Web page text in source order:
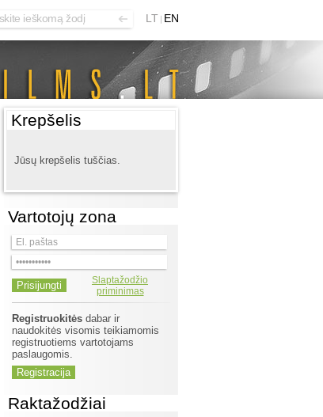
LT EN
Krepšelis
Jūsų krepšelis tuščias.
Vartotojų zona
Slaptažodžio
priminimas
Registruokitės dabar ir
naudokitės visomis teikiamomis
registruotiems vartotojams
paslaugomis.
Raktažodžiai